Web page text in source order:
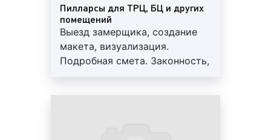
трёхсторонние;
четырехсторонние.
5) По способу отображения постера:
Пилларсы для ТРЦ, БЦ и других
помещений
Выезд замерщика, создание
макета, визуализация.
Подробная смета. Законность,